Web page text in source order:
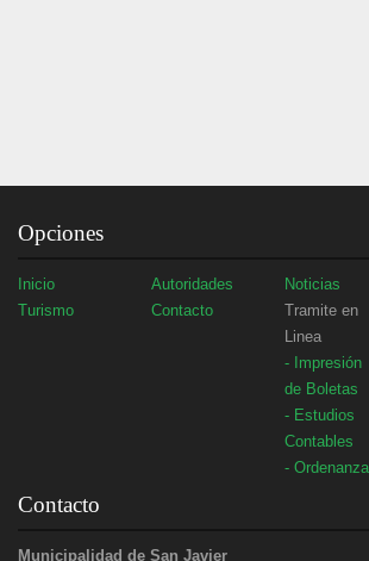
Opciones
Inicio Autoridades Noticias
Turismo
Contacto
Tramite en
Linea
- Impresión
de Boletas
- Estudios
Contables
-
Contacto
Municipalidad de San Javier